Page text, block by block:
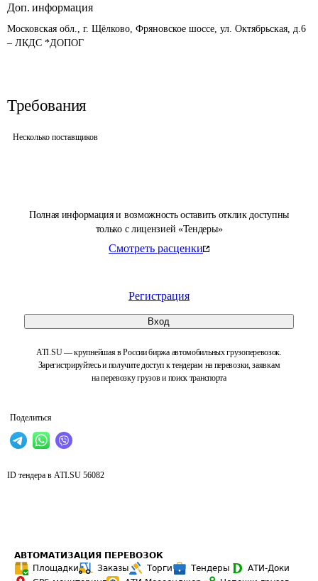
Полная информация и возможность оставить отклик доступны
только с лицензией «Тендеры»
Смотреть расценки
Регистрация
Вход
ATI.SU — крупнейшая в России биржа автомобильных грузоперевозок.
Зарегистрируйтесь и получите доступ к тендерам на перевозки, заявкам
на перевозку грузов и поиск транспорта
Поделиться
Доп. информация
Московская обл., г. Щёлково, Фряновское шоссе, ул. Октябрьская, д.6
– ЛКДС *ДОПОГ
Требования
Несколько поставщиков
ID тендера в ATI.SU 56082
АВТОМАТИЗАЦИЯ ПЕРЕВОЗОК
Площадки
Заказы Торги Тендеры
АТИ-Доки